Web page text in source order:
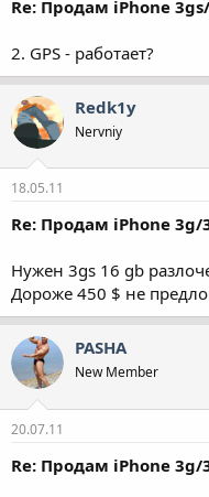
Re: Продам iPhone
2. GPS - работает?
Redk1y
Nervniy
18.05.11
Re: Продам iPhone 3g/
Нужен 3gs 16 gb
Дороже 450 $ не
PASHA
New Member
20.07.11
Re: Продам iPhone 3g/